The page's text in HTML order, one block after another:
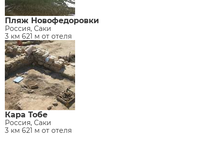
Пляж Новофедоровки
Россия, Саки
3 км 621 м от отеля
Кара Тобе
Россия, Саки
3 км 621 м от отеля